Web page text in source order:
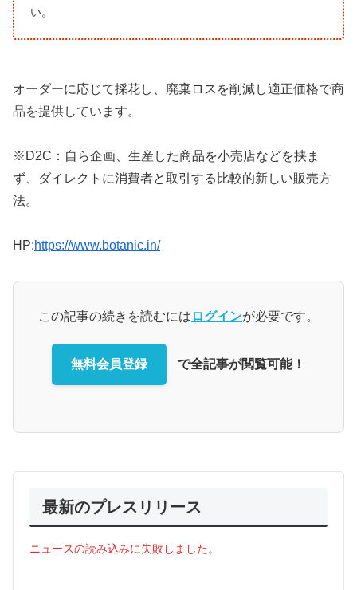
い。
オーダーに応じて採花し、廃棄ロスを削減し適正価格で商
品を提供しています。
※D2C：自ら企画、生産した商品を小売店などを挟ま
ず、ダイレクトに消費者と取引する比較的新しい販売方
法。
HP:https://www.botanic.in/
この記事の続きを読むには ログインが必要です。
無料会員登録 で全記事が閲覧可能！
最新のプレスリリース
ニュースの読み込みに失敗しました。